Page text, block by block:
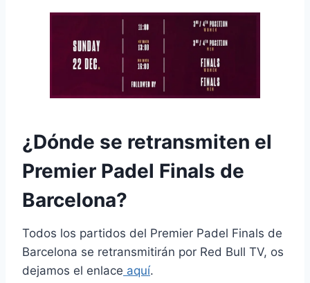
¿Dónde se retransmiten el
Premier Padel Finals de
Barcelona?
Todos los partidos del Premier Padel Finals de
Barcelona se retransmitirán por Red Bull TV, os
dejamos el enlace aquí.